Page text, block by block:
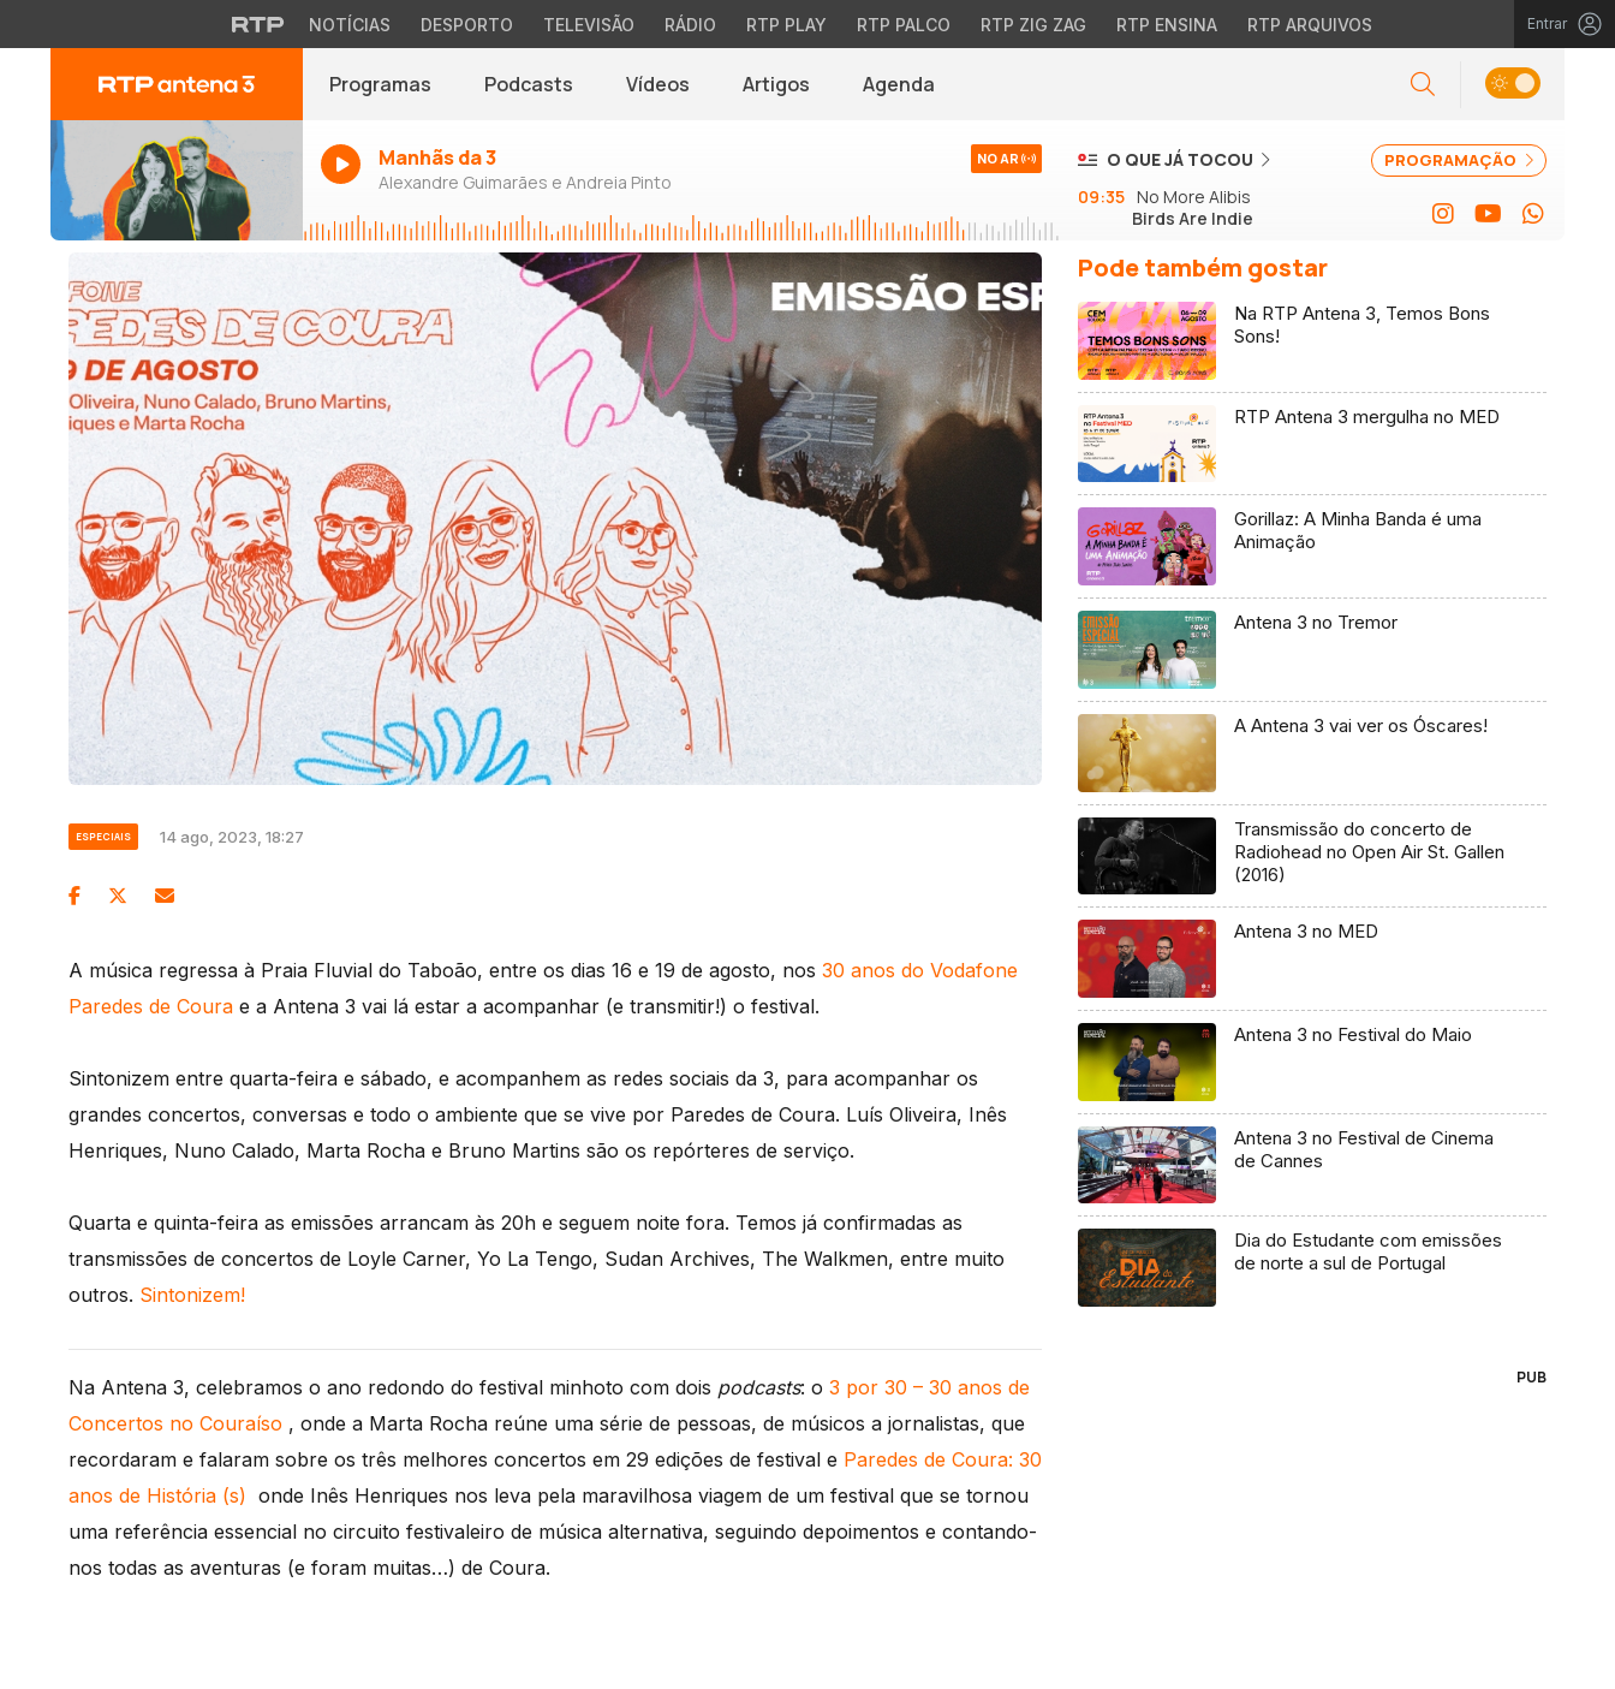
NOTÍCIAS DESPORTO TELEVISÃO RÁDIO RTP PLAY RTP PALCO RTP ZIG ZAG RTP ENSINA RTP ARQUIVOS Entrar
Programas Podcasts Vídeos Artigos Agenda
Manhãs da 3
Alexandre Guimarães e Andreia Pinto
NO AR PROGRAMAÇÃO
O QUE JÁ TOCOU
09:35 No More Alibis
Birds Are Indie
ESPECIAIS 14 ago, 2023, 18:27
A música regressa à Praia Fluvial do Taboão, entre os dias 16 e 19 de agosto, nos 30 anos do Vodafone
Paredes de Coura e a Antena 3 vai lá estar a acompanhar (e transmitir!) o festival.
Sintonizem entre quarta-feira e sábado, e acompanhem as redes sociais da 3, para acompanhar os
grandes concertos, conversas e todo o ambiente que se vive por Paredes de Coura. Luís Oliveira, Inês
Henriques, Nuno Calado, Marta Rocha e Bruno Martins são os repórteres de serviço.
Quarta e quinta-feira as emissões arrancam às 20h e seguem noite fora. Temos já confirmadas as
transmissões de concertos de Loyle Carner, Yo La Tengo, Sudan Archives, The Walkmen, entre muito
outros. Sintonizem!
Na Antena 3, celebramos o ano redondo do festival minhoto com dois podcasts: o 3 por 30 – 30 anos de
Concertos no Couraíso , onde a Marta Rocha reúne uma série de pessoas, de músicos a jornalistas, que
recordaram e falaram sobre os três melhores concertos em 29 edições de festival e Paredes de Coura: 30
anos de História (s) onde Inês Henriques nos leva pela maravilhosa viagem de um festival que se tornou
uma referência essencial no circuito festivaleiro de música alternativa, seguindo depoimentos e contando-
nos todas as aventuras (e foram muitas…) de Coura.
Pode também gostar
Na RTP Antena 3, Temos Bons
Sons!
RTP Antena 3 mergulha no MED
Gorillaz: A Minha Banda é uma
Animação
Antena 3 no Tremor
A Antena 3 vai ver os Óscares!
Transmissão do concerto de
Radiohead no Open Air St. Gallen
(2016)
Antena 3 no MED
Antena 3 no Festival do Maio
Antena 3 no Festival de Cinema
de Cannes
Dia do Estudante com emissões
de norte a sul de Portugal
PUB